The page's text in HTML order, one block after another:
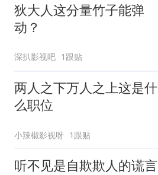
狄大人这分量竹子能弹
动？
深扒影视吧 1跟贴
两人之下万人之上这是什
么职位
小辣椒影视呀 1跟贴
听不见是自欺欺人的谎言